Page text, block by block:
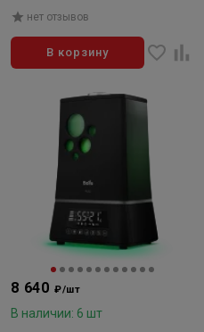
нет отзывов
В корзину
8 640 ₽/шт
В наличии: 6 шт